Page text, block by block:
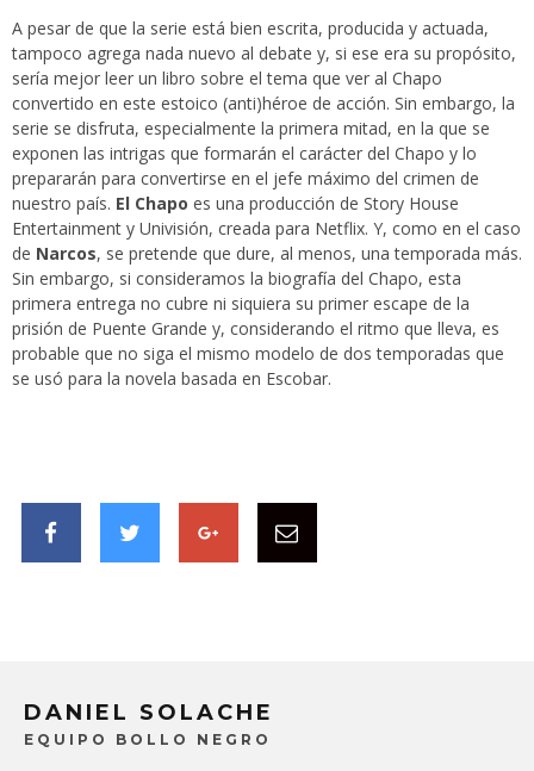
A pesar de que la serie está bien escrita, producida y actuada,
tampoco agrega nada nuevo al debate y, si ese era su propósito,
sería mejor leer un libro sobre el tema que ver al Chapo
convertido en este estoico (anti)héroe de acción. Sin embargo, la
serie se disfruta, especialmente la primera mitad, en la que se
exponen las intrigas que formarán el carácter del Chapo y lo
prepararán para convertirse en el jefe máximo del crimen de
nuestro país. El Chapo es una producción de Story House
Entertainment y Univisión, creada para Netflix. Y, como en el caso
de Narcos, se pretende que dure, al menos, una temporada más.
Sin embargo, si consideramos la biografía del Chapo, esta
primera entrega no cubre ni siquiera su primer escape de la
prisión de Puente Grande y, considerando el ritmo que lleva, es
probable que no siga el mismo modelo de dos temporadas que
se usó para la novela basada en Escobar.
DANIEL SOLACHE
EQUIPO BOLLO NEGRO